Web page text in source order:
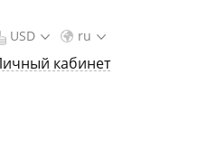
ru
USD
кабинет